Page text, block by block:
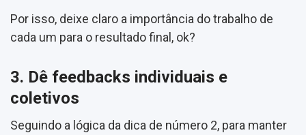
Por isso, deixe claro a importância do trabalho de
cada um para o resultado final, ok?
3. Dê feedbacks individuais e
coletivos
Seguindo a lógica da dica de número 2, para manter